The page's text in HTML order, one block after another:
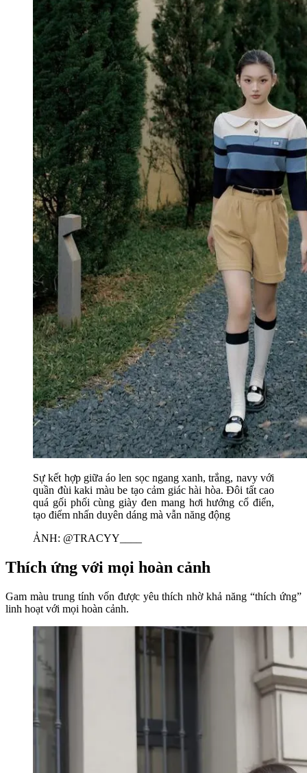
Sự kết hợp giữa áo len sọc ngang xanh, trắng, navy với
quần đùi kaki màu be tạo cảm giác hài hòa. Đôi tất cao
quá gối phối cùng giày đen mang hơi hướng cổ điển,
tạo điểm nhấn duyên dáng mà vẫn năng động
ẢNH: @TRACYY____
Thích ứng với mọi hoàn cảnh
Gam màu trung tính vốn được yêu thích nhờ khả năng “thích ứng”
linh hoạt với mọi hoàn cảnh.